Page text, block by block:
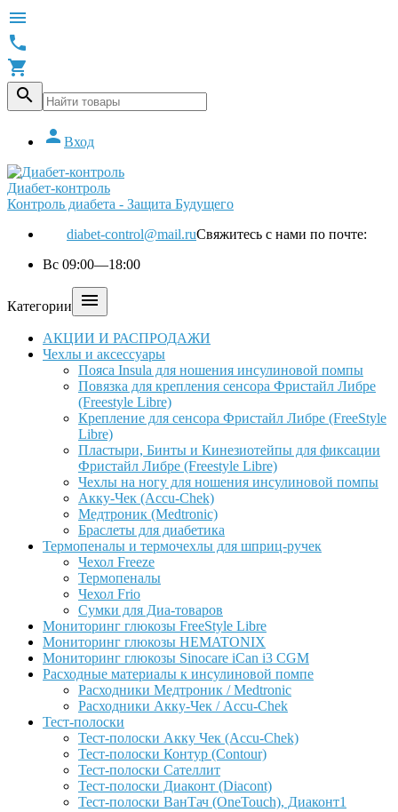




 Вход
Диабет-контроль
Контроль диабета - Защита Будущего
diabet-control@mail.ruСвяжитесь с нами по почте:
Вс 09:00—18:00
Категории 
АКЦИИ И РАСПРОДАЖИ
Чехлы и аксессуары
Пояса Insula для ношения инсулиновой помпы
Повязка для крепления сенсора Фристайл Либре
(Freestyle Libre)
Крепление для сенсора Фристайл Либре (FreeStyle
Libre)
Пластыри, Бинты и Кинезиотейпы для фиксации
Фристайл Либре (Freestyle Libre)
Чехлы на ногу для ношения инсулиновой помпы
Акку-Чек (Accu-Chek)
Медтроник (Medtronic)
Браслеты для диабетика
Термопеналы и термочехлы для шприц-ручек
Чехол Freeze
Термопеналы
Чехол Frio
Сумки для Диа-товаров
Мониторинг глюкозы FreeStyle Libre
Мониторинг глюкозы HEMATONIX
Мониторинг глюкозы Sinocare iCan i3 CGM
Расходные материалы к инсулиновой помпе
Расходники Медтроник / Medtronic
Расходники Акку-Чек / Accu-Chek
Тест-полоски
Тест-полоски Акку Чек (Accu-Chek)
Тест-полоски Контур (Contour)
Тест-полоски Сателлит
Тест-полоски Диаконт (Diacont)
Тест-полоски ВанТач (OneTouch), Диаконт1